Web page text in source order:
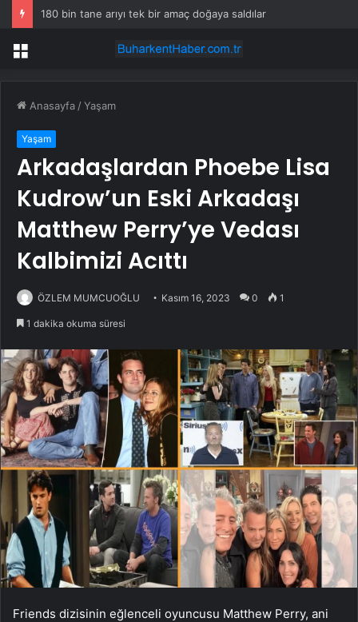
180 bin tane arıyı tek bir amaç doğaya saldılar
Menü
Anasayfa /Yaşam
Yaşam
Arkadaşlardan Phoebe Lisa
Kudrow’un Eski Arkadaşı
Matthew Perry’ye Vedası
Kalbimizi Acıttı
ÖZLEM MUMCUOĞLU Kasım 16, 2023 0 1
1 dakika okuma süresi
Friends dizisinin eğlenceli oyuncusu Matthew Perry, ani